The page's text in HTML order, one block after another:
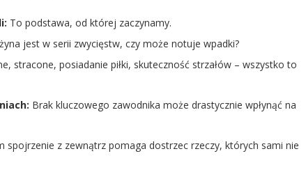
To podstawa, od której zaczynamy.
jest w serii zwycięstw, czy może notuje wpadki?
stracone, posiadanie piłki, skuteczność strzałów – wszystko to
Brak kluczowego zawodnika może drastycznie wpłynąć na
spojrzenie z zewnątrz pomaga dostrzec rzeczy, których sami nie